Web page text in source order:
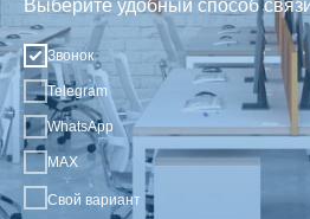
Выберите удобный способ
Звонок
Telegram
WhatsApp
MAX
Свой вариант